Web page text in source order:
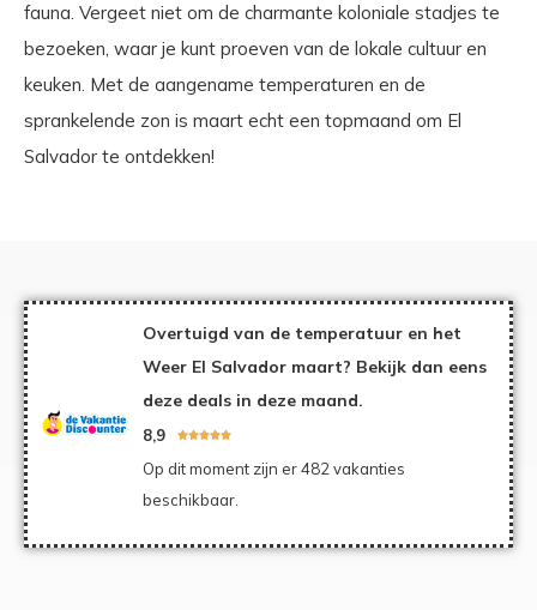
fauna. Vergeet niet om de charmante koloniale stadjes te
bezoeken, waar je kunt proeven van de lokale cultuur en
keuken. Met de aangename temperaturen en de
sprankelende zon is maart echt een topmaand om El
Salvador te ontdekken!
Overtuigd van de temperatuur en het
Weer El Salvador maart? Bekijk dan eens
deze deals in deze maand.
8,9 
Op dit moment zijn er 482 vakanties
beschikbaar.